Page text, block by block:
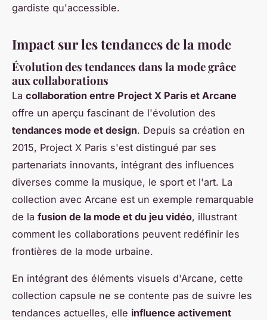
gardiste qu'accessible.
Impact sur les tendances de la mode
Évolution des tendances dans la mode grâce
aux collaborations
La collaboration entre Project X Paris et Arcane
offre un aperçu fascinant de l'évolution des
tendances mode et design. Depuis sa création en
2015, Project X Paris s'est distingué par ses
partenariats innovants, intégrant des influences
diverses comme la musique, le sport et l'art. La
collection avec Arcane est un exemple remarquable
de la fusion de la mode et du jeu vidéo, illustrant
comment les collaborations peuvent redéfinir les
frontières de la mode urbaine.
En intégrant des éléments visuels d'Arcane, cette
collection capsule ne se contente pas de suivre les
tendances actuelles, elle influence activement